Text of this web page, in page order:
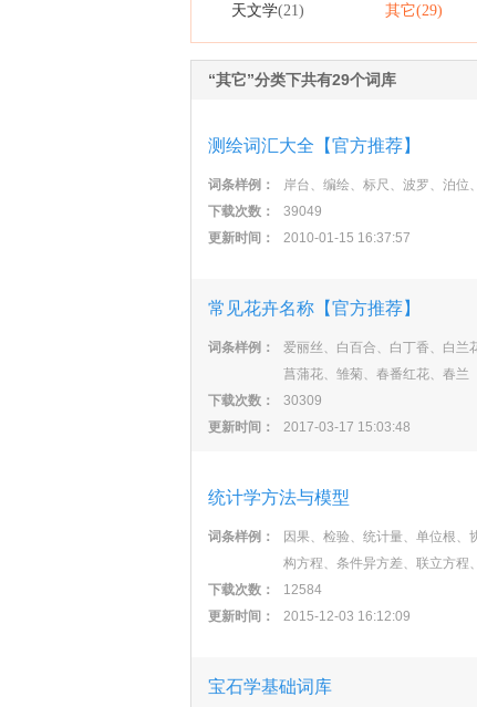
天文学(21) 其它(29)
“其它”分类下共有29个词库
测绘词汇大全【官方推荐】
词条样例：
岸台、编绘、标尺、波罗、泊位
下载次数：
39049
更新时间：
2010-01-15 16:37:57
常见花卉名称【官方推荐】
词条样例：
爱丽丝、白百合、白丁香、白兰
菖蒲花、雏菊、春番红花、春兰
下载次数：
30309
更新时间：
2017-03-17 15:03:48
统计学方法与模型
词条样例：
因果、检验、统计量、单位根
构方程、条件异方差、联立方程
下载次数：
12584
更新时间：
2015-12-03 16:12:09
宝石学基础词库